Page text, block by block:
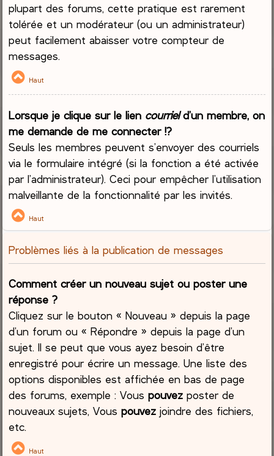
plupart des forums, cette pratique est rarement
tolérée et un modérateur (ou un administrateur)
peut facilement abaisser votre compteur de
messages.
Haut
Lorsque je clique sur le lien courrield’un membre, on
me demande de me connecter !?
Seuls les membres peuvent s’envoyer des courriels
via le formulaire intégré (si la fonction a été activée
par l’administrateur). Ceci pour empêcher l’utilisation
malveillante de la fonctionnalité par les invités.
Haut
Problèmes liés à la publication de messages
Comment créer un nouveau sujet ou poster une
réponse ?
Cliquez sur le bouton « Nouveau » depuis la page
d’un forum ou « Répondre » depuis la page d’un
sujet. Il se peut que vous ayez besoin d’être
enregistré pour écrire un message. Une liste des
options disponibles est affichée en bas de page
des forums, exemple : Vouspouvez poster de
nouveaux sujets, Vouspouvez joindre des fichiers,
etc.
Haut